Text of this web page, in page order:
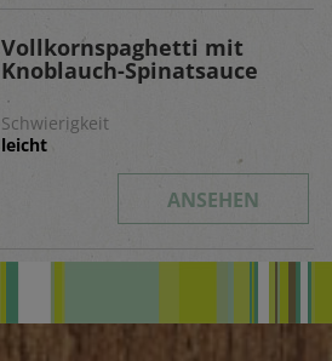
Vollkornspaghetti mit
Knoblauch-Spinatsauce
Schwierigkeit
leicht
ANSEHEN